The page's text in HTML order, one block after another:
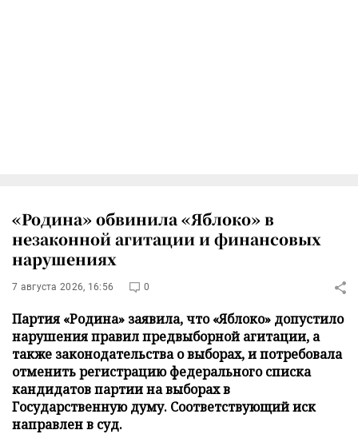
«Родина» обвинила «Яблоко» в
незаконной агитации и финансовых
нарушениях
7 августа 2026, 16:56 0
Партия «Родина» заявила, что «Яблоко» допустило
нарушения правил предвыборной агитации, а
также законодательства о выборах, и потребовала
отменить регистрацию федерального списка
кандидатов партии на выборах в
Государственную думу. Соответствующий иск
направлен в суд.